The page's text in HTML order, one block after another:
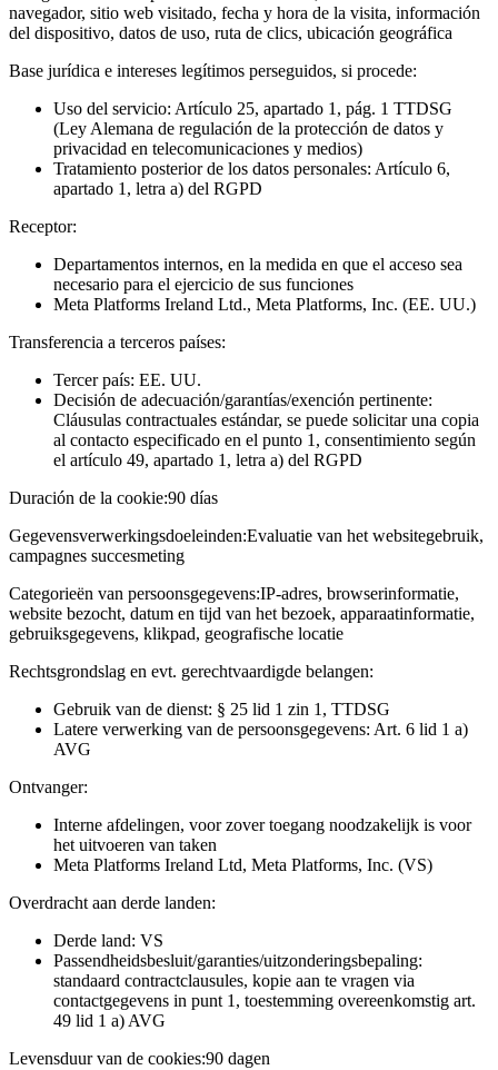
navegador, sitio web visitado, fecha y hora de la visita, información
del dispositivo, datos de uso, ruta de clics, ubicación geográfica
Base jurídica e intereses legítimos perseguidos, si procede:
Uso del servicio: Artículo 25, apartado 1, pág. 1 TTDSG
(Ley Alemana de regulación de la protección de datos y
privacidad en telecomunicaciones y medios)
Tratamiento posterior de los datos personales: Artículo 6,
apartado 1, letra a) del RGPD
Receptor:
Departamentos internos, en la medida en que el acceso sea
necesario para el ejercicio de sus funciones
Meta Platforms Ireland Ltd., Meta Platforms, Inc. (EE. UU.)
Transferencia a terceros países:
Tercer país: EE. UU.
Decisión de adecuación/garantías/exención pertinente:
Cláusulas contractuales estándar, se puede solicitar una copia
al contacto especificado en el punto 1, consentimiento según
el artículo 49, apartado 1, letra a) del RGPD
Duración de la cookie:90 días
Gegevensverwerkingsdoeleinden:Evaluatie van het websitegebruik,
campagnes succesmeting
Categorieën van persoonsgegevens:IP-adres, browserinformatie,
website bezocht, datum en tijd van het bezoek, apparaatinformatie,
gebruiksgegevens, klikpad, geografische locatie
Rechtsgrondslag en evt. gerechtvaardigde belangen:
Gebruik van de dienst: § 25 lid 1 zin 1, TTDSG
Latere verwerking van de persoonsgegevens: Art. 6 lid 1 a)
AVG
Ontvanger:
Interne afdelingen, voor zover toegang noodzakelijk is voor
het uitvoeren van taken
Meta Platforms Ireland Ltd, Meta Platforms, Inc. (VS)
Overdracht aan derde landen:
Derde land: VS
Passendheidsbesluit/garanties/uitzonderingsbepaling:
standaard contractclausules, kopie aan te vragen via
contactgegevens in punt 1, toestemming overeenkomstig art.
49 lid 1 a) AVG
Levensduur van de cookies:90 dagen